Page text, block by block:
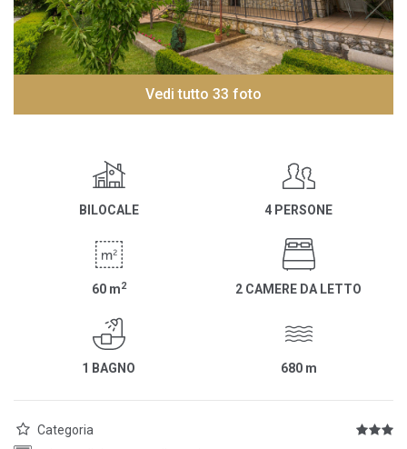
Vedi tutto 33 foto
BILOCALE 4 PERSONE
60 m2 2 CAMERE DA LETTO
1 BAGNO 680 m
Categoria